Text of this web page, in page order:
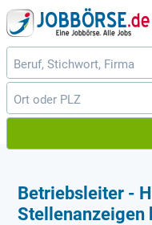
Betriebsleiter -
Stellenanzeigen